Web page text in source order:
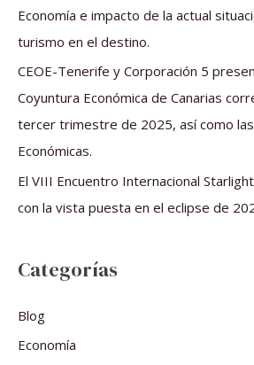
Economía e impacto de la actual
turismo en el destino.
CEOE-Tenerife y Corporación 5
Coyuntura Económica de Canarias
tercer trimestre de 2025, así como
Económicas.
El VIII Encuentro Internacional
con la vista puesta en el eclipse de
Categorías
Blog
Economía